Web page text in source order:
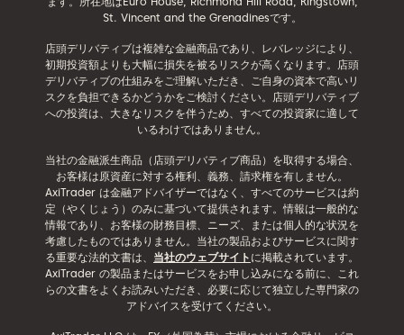
St. Vincent and the Grenadinesです。
店頭デリバティブは複雑な金融商品であり、レバレッジにより、
初期投資額よりも大幅に損失を被るリスクが高くなります。店頭
デリバティブの仕組みをご理解いただき、ご自身の資本で高いリ
スクを負担できるかどうかをご検討ください。店頭デリバティブ
への投資は、大きなリスクを伴うため、すべての投資家に適して
いるわけではありません。
当社の金融派生商品（店頭デリバティブ商品）を取得する場合、
お客様は原資産に対する権利、義務、請求権を有しません。
AxiTrader は金融アドバイザーではなく、すべてのサービスは約
定（やくじょう）のみに基づいて提供されます。情報は一般的な
情報であり、お客様の財務目標、ニーズ、または個人的な状況を
考慮したものではありません。当社の製品およびサービスに関す
る重要な法的文書は、 当社のウェブサイト に掲載されています。
AxiTrader の製品またはサービスをお申し込みになる前に、これ
らの文書をよくお読みいただき、必要に応じて独立した専門家の
アドバイスを受けてください。